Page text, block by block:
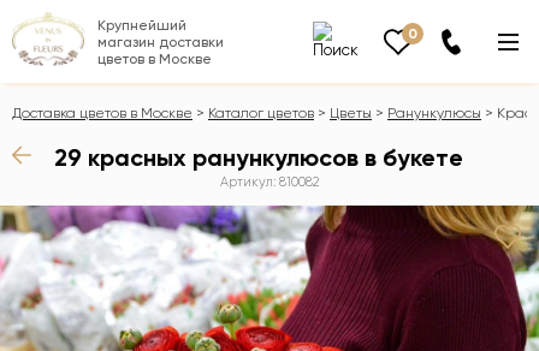
Крупнейший
магазин доставки
цветов в Москве
0
Доставка цветов в Москве Каталог цветов Цветы Ранункулюсы
29 красных ранункулюсов в букете
Артикул: 810082